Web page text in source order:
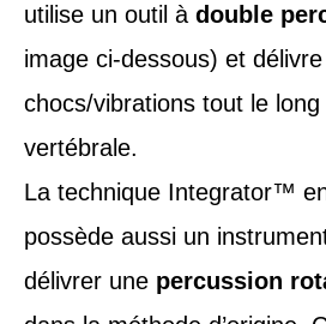
utilise un outil à double
image ci-dessous) et
chocs/vibrations tout le
vertébrale.
La technique Integrator™
possède aussi un
délivrer une percussion